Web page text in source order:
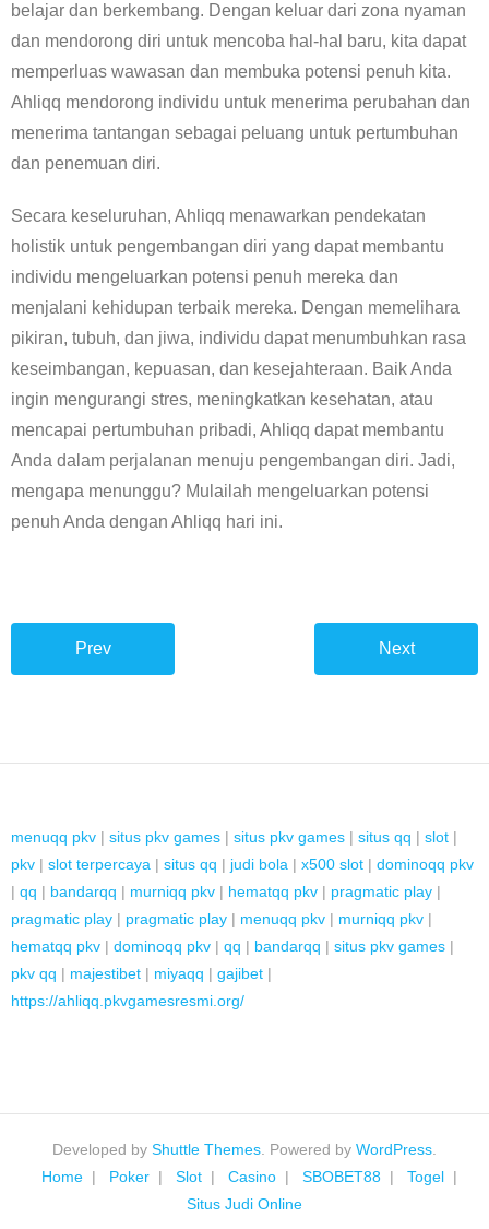
belajar dan berkembang. Dengan keluar dari zona nyaman
dan mendorong diri untuk mencoba hal-hal baru, kita dapat
memperluas wawasan dan membuka potensi penuh kita.
Ahliqq mendorong individu untuk menerima perubahan dan
menerima tantangan sebagai peluang untuk pertumbuhan
dan penemuan diri.
Secara keseluruhan, Ahliqq menawarkan pendekatan
holistik untuk pengembangan diri yang dapat membantu
individu mengeluarkan potensi penuh mereka dan
menjalani kehidupan terbaik mereka. Dengan memelihara
pikiran, tubuh, dan jiwa, individu dapat menumbuhkan rasa
keseimbangan, kepuasan, dan kesejahteraan. Baik Anda
ingin mengurangi stres, meningkatkan kesehatan, atau
mencapai pertumbuhan pribadi, Ahliqq dapat membantu
Anda dalam perjalanan menuju pengembangan diri. Jadi,
mengapa menunggu? Mulailah mengeluarkan potensi
penuh Anda dengan Ahliqq hari ini.
Prev Next
menuqq pkv | situs pkv games | situs pkv games | situs qq | slot |
pkv | slot terpercaya | situs qq | judi bola | x500 slot | dominoqq pkv
| qq | bandarqq | murniqq pkv | hematqq pkv | pragmatic play |
pragmatic play | pragmatic play | menuqq pkv | murniqq pkv |
hematqq pkv | dominoqq pkv | qq | bandarqq | situs pkv games |
pkv qq | majestibet | miyaqq | gajibet |
https://ahliqq.pkvgamesresmi.org/
Developed by Shuttle Themes . Powered by WordPress
Home
Poker Slot Casino SBOBET88
Togel
Situs Judi Online